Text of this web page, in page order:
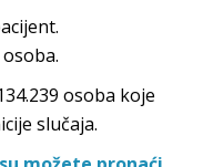
osoba koje
slučaja.